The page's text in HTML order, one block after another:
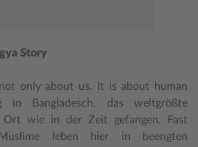
Story
only about us. It is about human
in Bangladesch, das weltgrößte
Ort wie in der Zeit gefangen. Fast
Muslime leben hier in beengten